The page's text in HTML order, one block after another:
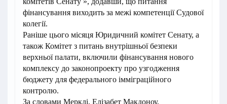
фінансування виходить за межі компетенції Судової
колегії.
Раніше цього місяця Юридичний комітет Сенату, а
також Комітет з питань внутрішньої безпеки
верхньої палати, включили фінансування нового
комплексу до законопроекту про узгодження
бюджету для федерального імміграційного
контролю.
За словами Мерклі, Елізабет Макдоноу,